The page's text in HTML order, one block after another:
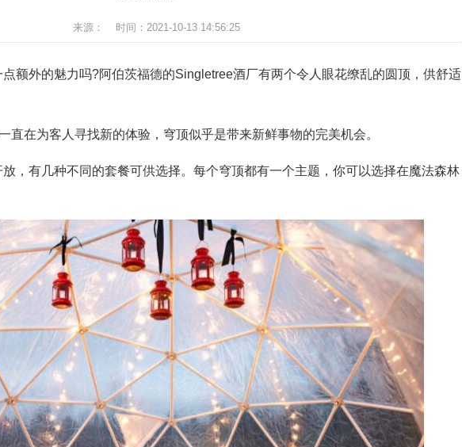
来源： 时间：2021-10-13 14:56:25
额外的魅力吗?阿伯茨福德的Singletree酒厂有两个令人眼花缭乱的圆顶，供舒适
直在为客人寻找新的体验，穹顶似乎是带来新鲜事物的完美机会。
，有几种不同的套餐可供选择。每个穹顶都有一个主题，你可以选择在魔法森林